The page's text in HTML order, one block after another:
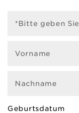
*Bitte geben
Vorname
Nachname
Geburtsdatum